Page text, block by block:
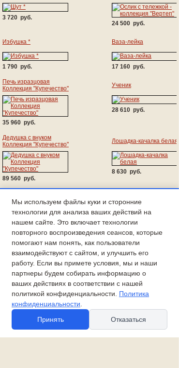
3 720 руб.
24 500 руб.
Избушка *
1 790 руб.
Ваза-лейка
17 160 руб.
Печь изразцовая
Коллекция "Купечество"
35 960 руб.
Ученик
28 610 руб.
Дедушка с внуком
Коллекция "Купечество"
89 560 руб.
Лошадка-качалка белая
8 630 руб.
Новые товары:
Лаврецкий из коллекции
"Дворянское гнездо"
54 590 руб.
"Дворянское гнездо"
45 370 руб.
Дама на скамейке
35 240 руб.
Дед Мороз с детьми
Туалетный столик
Коллекция Купечество
Клоун Карандаш
Мы используем файлы куки и сторонние
технологии для анализа ваших действий на
нашем сайте. Это включает технологии
повторного воспроизведения сеансов, которые
помогают нам понять, как пользователи
взаимодействуют с сайтом, и улучшить его
работу. Если вы примете условия, мы и наши
партнеры будем собирать информацию о
ваших действиях в соответствии с нашей
политикой конфиденциальности. Политика
конфиденциальности
Принять
Отказаться